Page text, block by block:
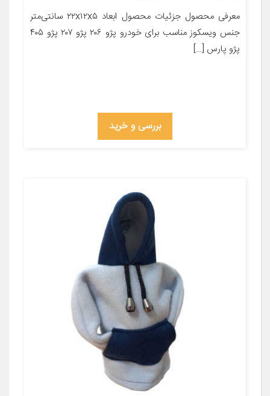
معرفی محصول جزئیات محصول ابعاد ۲۲x۱۲x۵ سانتی‌متر
جنس ویسکوز مناسب برای خودرو پژو ۲۰۶ پژو ۲۰۷ پژو ۴۰۵
پژو پارس […]
بررسی و خرید